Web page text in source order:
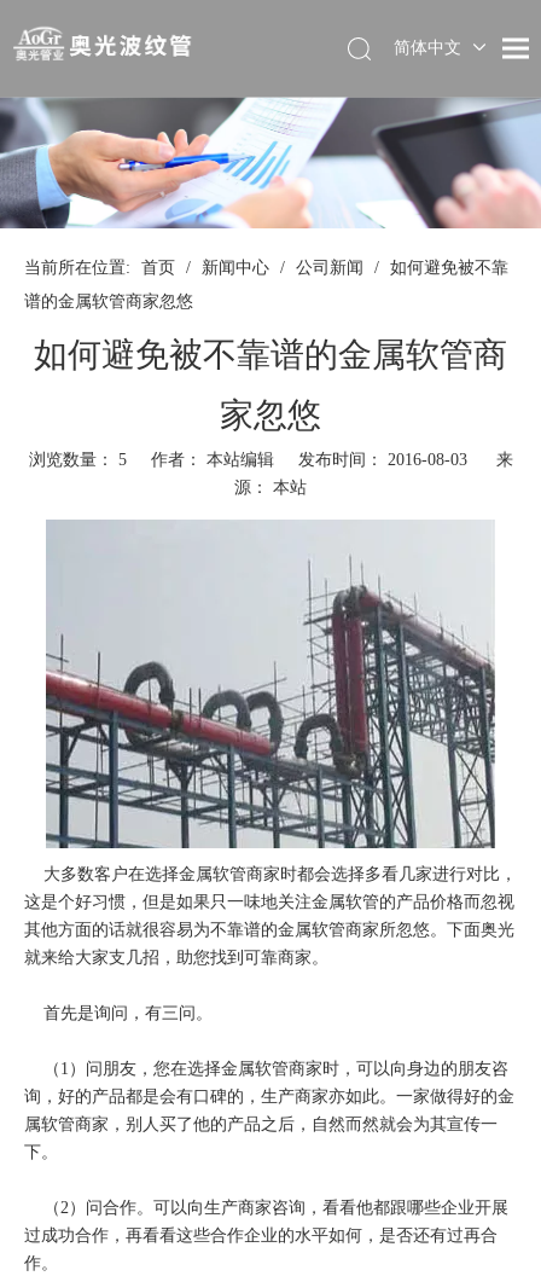
简体中文
当前所在位置: 首页 / 新闻中心 / 公司新闻 / 如何避免被不靠
谱的金属软管商家忽悠
如何避免被不靠谱的金属软管商
家忽悠
浏览数量： 5作者： 本站编辑 发布时间： 2016-08-03 来
源： 本站
["wechat","weibo","qzone","douban","email"]
大多数客户在选择金属软管商家时都会选择多看几家进行对比，
这是个好习惯，但是如果只一味地关注金属软管的产品价格而忽视
其他方面的话就很容易为不靠谱的金属软管商家所忽悠。下面奥光
就来给大家支几招，助您找到可靠商家。
首先是询问，有三问。
（1）问朋友，您在选择金属软管商家时，可以向身边的朋友咨
询，好的产品都是会有口碑的，生产商家亦如此。一家做得好的金
属软管商家，别人买了他的产品之后，自然而然就会为其宣传一
下。
（2）问合作。可以向生产商家咨询，看看他都跟哪些企业开展
过成功合作，再看看这些合作企业的水平如何，是否还有过再合
作。